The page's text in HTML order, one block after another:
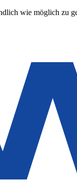
wie möglich zu